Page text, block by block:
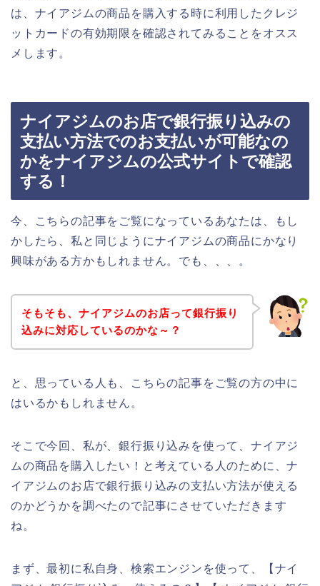
は、ナイアジムの商品を購入する時に利用したクレジ
ットカードの有効期限を確認されてみることをオスス
メします。
ナイアジムのお店で銀行振り込みの
支払い方法でのお支払いが可能なの
かをナイアジムの公式サイトで確認
する！
今、こちらの記事をご覧になっているあなたは、もし
かしたら、私と同じようにナイアジムの商品にかなり
興味がある方かもしれません。でも、、、。
そもそも、ナイアジムのお店って銀行振り
込みに対応しているのかな～？
と、思っている人も、こちらの記事をご覧の方の中に
はいるかもしれません。
そこで今回、私が、銀行振り込みを使って、ナイアジ
ムの商品を購入したい！と考えている人のために、ナ
イアジムのお店で銀行振り込みの支払い方法が使える
のかどうかを調べたので記事にさせていただきます
ね。
まず、最初に私自身、検索エンジンを使って、【ナイ